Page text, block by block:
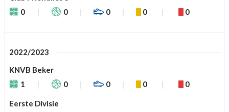
0
0 0 0 0
2022/2023
KNVB Beker
1
0 0 0 0
Eerste Divisie